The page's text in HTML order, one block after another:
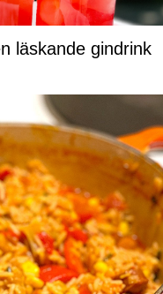
läskande gindrink